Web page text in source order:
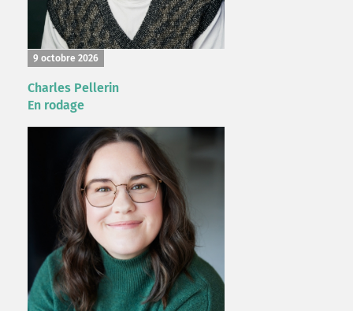
9 octobre 2026
Charles Pellerin
En rodage